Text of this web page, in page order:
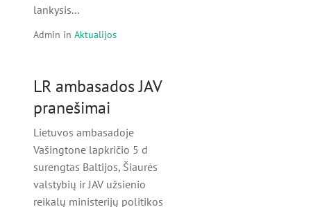
lankysis...
Admin in Aktualijos
LR ambasados JAV
pranešimai
Lietuvos ambasadoje
Vašingtone lapkričio 5 d
surengtas Baltijos, Šiaurės
valstybių ir JAV užsienio
reikalų ministerijų politikos